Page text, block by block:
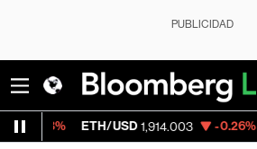
PUBLICIDAD
ETH/USD 1,914.003 -0.26% Visa 362.50